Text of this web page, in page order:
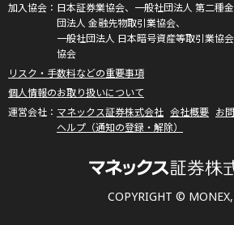
COPYRIGHT ©
日本証券業協会、一般社団法人 第二種
団法人 金融先物取引業協会、
一般社団法人 日本暗号資産等取引業協
協会
リスク・手数料などの重要事項
個人情報のお取り扱いについて
マネックス証券株式会社 会社概要 お
ヘルプ（通知の登録・解除）